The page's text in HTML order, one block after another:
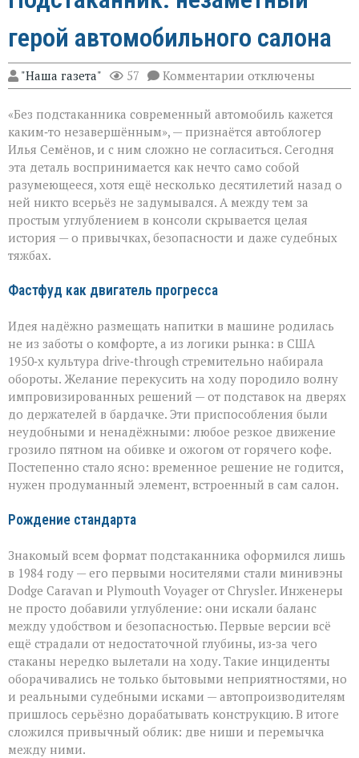
герой автомобильного салона
"Наша газета" 57 Комментарии к
записи
незаметный
герой
автомобильного
салона
отключены
«Без подстаканника современный автомобиль кажется
каким‑то незавершённым», — признаётся автоблогер
Илья Семёнов, и с ним сложно не согласиться. Сегодня
эта деталь воспринимается как нечто само собой
разумеющееся, хотя ещё несколько десятилетий назад о
ней никто всерьёз не задумывался. А между тем за
простым углублением в консоли скрывается целая
история — о привычках, безопасности и даже судебных
тяжбах.
Фастфуд как двигатель прогресса
Идея надёжно размещать напитки в машине родилась
не из заботы о комфорте, а из логики рынка: в США
1950‑х культура drive‑through стремительно набирала
обороты. Желание перекусить на ходу породило волну
импровизированных решений — от подставок на дверях
до держателей в бардачке. Эти приспособления были
неудобными и ненадёжными: любое резкое движение
грозило пятном на обивке и ожогом от горячего кофе.
Постепенно стало ясно: временное решение не годится,
нужен продуманный элемент, встроенный в сам салон.
Рождение стандарта
Знакомый всем формат подстаканника оформился лишь
в 1984 году — его первыми носителями стали минивэны
Dodge Caravan и Plymouth Voyager от Chrysler. Инженеры
не просто добавили углубление: они искали баланс
между удобством и безопасностью. Первые версии всё
ещё страдали от недостаточной глубины, из‑за чего
стаканы нередко вылетали на ходу. Такие инциденты
оборачивались не только бытовыми неприятностями, но
и реальными судебными исками — автопроизводителям
пришлось серьёзно дорабатывать конструкцию. В итоге
сложился привычный облик: две ниши и перемычка
между ними.